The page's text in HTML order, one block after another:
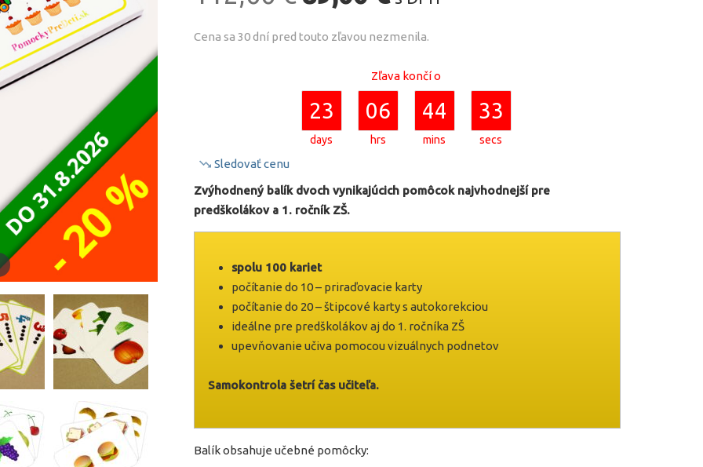
112,00 €.89,00 €.
Cena sa 30 dní pred touto zľavou nezmenila.
Zľava končí o
23
days
06
hrs
44
mins
32
secs
Sledovať cenu
Zvýhodnený balík dvoch vynikajúcich pomôcok najvhodnejší pre
predškolákov a 1. ročník ZŠ.
spolu 100 kariet
počítanie do 10 – priraďovacie karty
počítanie do 20 – štipcové karty s autokorekciou
ideálne pre predškolákov aj do 1. ročníka ZŠ
upevňovanie učiva pomocou vizuálnych podnetov
Samokontrola šetrí čas učiteľa.
Balík obsahuje učebné pomôcky: